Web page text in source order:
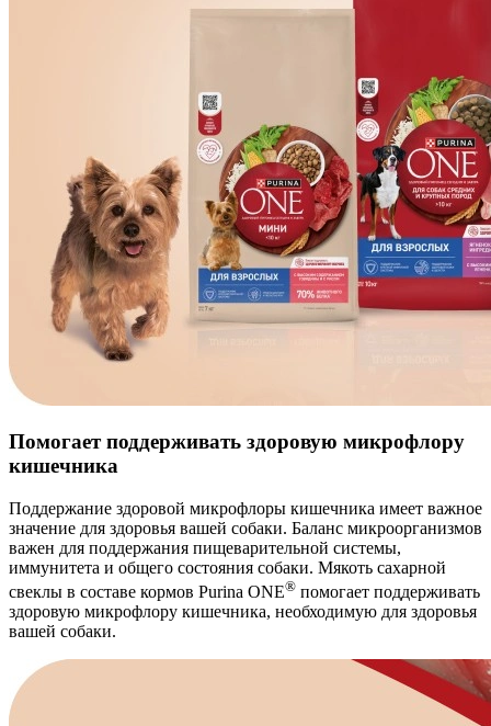
Помогает поддерживать здоровую микрофлору
кишечника
Поддержание здоровой микрофлоры кишечника имеет важное
значение для здоровья вашей собаки. Баланс микроорганизмов
важен для поддержания пищеварительной системы,
иммунитета и общего состояния собаки. Мякоть сахарной
свеклы в составе кормов Purina ONE® помогает поддерживать
здоровую микрофлору кишечника, необходимую для здоровья
вашей собаки.